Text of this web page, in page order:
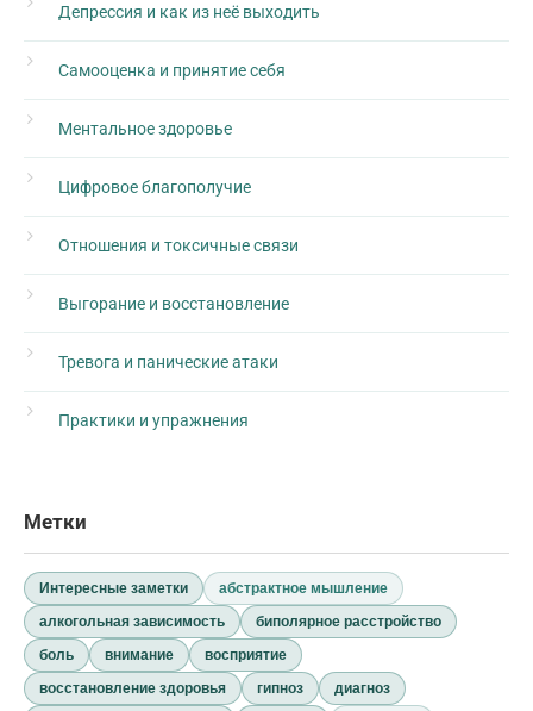
Депрессия и как из неё выходить
Самооценка и принятие себя
Ментальное здоровье
Цифровое благополучие
Отношения и токсичные связи
Выгорание и восстановление
Тревога и панические атаки
Практики и упражнения
Метки
Интересные заметки
абстрактное мышление
алкогольная зависимость
биполярное расстройство
боль
внимание
восприятие
восстановление здоровья
гипноз
диагноз